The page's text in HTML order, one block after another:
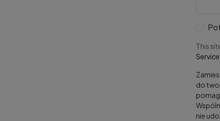
This
Service
do
nie